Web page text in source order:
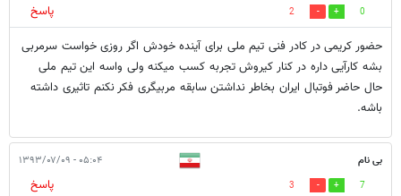
0
2
پاسخ
حضور کریمی در کادر فنی تیم ملی برای آینده خودش اگر روزی خواست سرمربی
بشه کارآیی داره در کنار کیروش تجربه کسب میکنه ولی واسه این تیم ملی
حال حاضر فوتبال ایران بخاطر نداشتن سابقه مربیگری فکر نکنم تاثیری داشته
باشه.
بی نام ۰۵:۰۴ - ۱۳۹۳/۰۷/۰۹
7
3
پاسخ